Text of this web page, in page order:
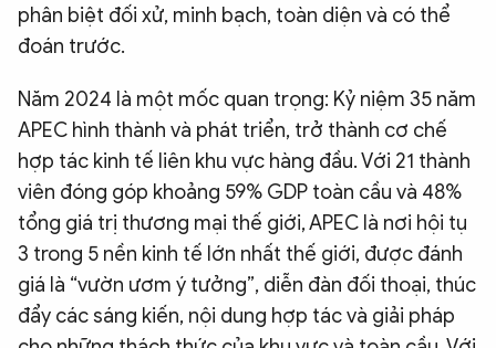
phân biệt đối xử, minh bạch, toàn diện và có thể
đoán trước.
Năm 2024 là một mốc quan trọng: Kỷ niệm 35 năm
APEC hình thành và phát triển, trở thành cơ chế
hợp tác kinh tế liên khu vực hàng đầu. Với 21 thành
viên đóng góp khoảng 59% GDP toàn cầu và 48%
tổng giá trị thương mại thế giới, APEC là nơi hội tụ
3 trong 5 nền kinh tế lớn nhất thế giới, được đánh
giá là “vườn ươm ý tưởng”, diễn đàn đối thoại, thúc
đẩy các sáng kiến, nội dung hợp tác và giải pháp